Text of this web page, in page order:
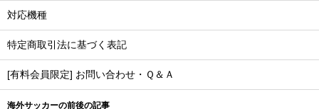
対応機種
特定商取引法に基づく表記
[有料会員限定] お問い合わせ・Ｑ＆Ａ
海外サッカーの前後の記事